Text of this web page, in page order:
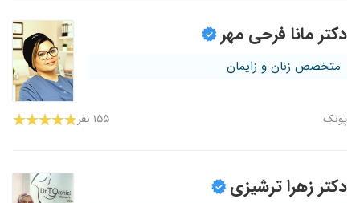
دکتر مانا فرحی مهر
متخصص زنان و زایمان
پونک ۱۵۵ نفر
دکتر زهرا ترشیزی